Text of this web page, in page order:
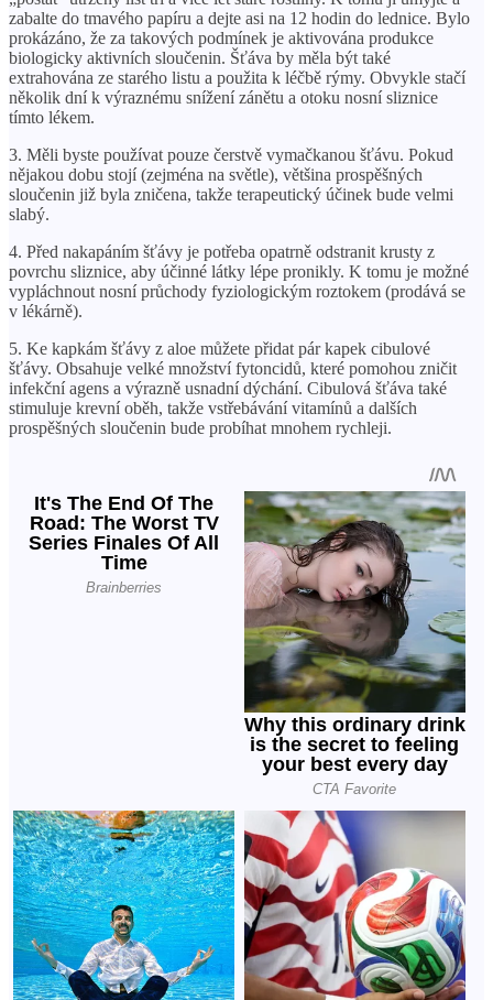
zabalte do tmavého papíru a dejte asi na 12 hodin do lednice. Bylo
prokázáno, že za takových podmínek je aktivována produkce
biologicky aktivních sloučenin. Šťáva by měla být také
extrahována ze starého listu a použita k léčbě rýmy. Obvykle stačí
několik dní k výraznému snížení zánětu a otoku nosní sliznice
tímto lékem.
3. Měli byste používat pouze čerstvě vymačkanou šťávu. Pokud
nějakou dobu stojí (zejména na světle), většina prospěšných
sloučenin již byla zničena, takže terapeutický účinek bude velmi
slabý.
4. Před nakapáním šťávy je potřeba opatrně odstranit krusty z
povrchu sliznice, aby účinné látky lépe pronikly. K tomu je možné
vypláchnout nosní průchody fyziologickým roztokem (prodává se
v lékárně).
5. Ke kapkám šťávy z aloe můžete přidat pár kapek cibulové
šťávy. Obsahuje velké množství fytoncidů, které pomohou zničit
infekční agens a výrazně usnadní dýchání. Cibulová šťáva také
stimuluje krevní oběh, takže vstřebávání vitamínů a dalších
prospěšných sloučenin bude probíhat mnohem rychleji.